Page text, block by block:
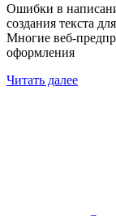
Ошибки в
создания текста
Многие веб-
оформления
Читать далее